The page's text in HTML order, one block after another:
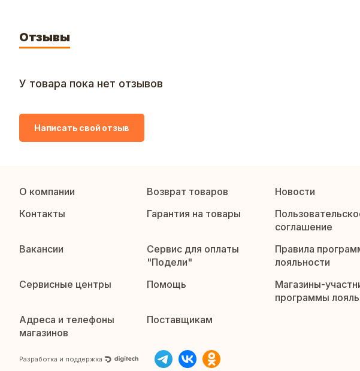
Отзывы
У товара пока нет отзывов
Написать свой отзыв
О компании Возврат товаров
Новости
Контакты
Гарантия на товары
соглашение
Вакансии
Сервис для оплаты
"Подели"
Правила
лояльности
Сервисные центры
Помощь
Магазины-
программы
Адреса и телефоны
магазинов
Поставщикам
Разработка и поддержка